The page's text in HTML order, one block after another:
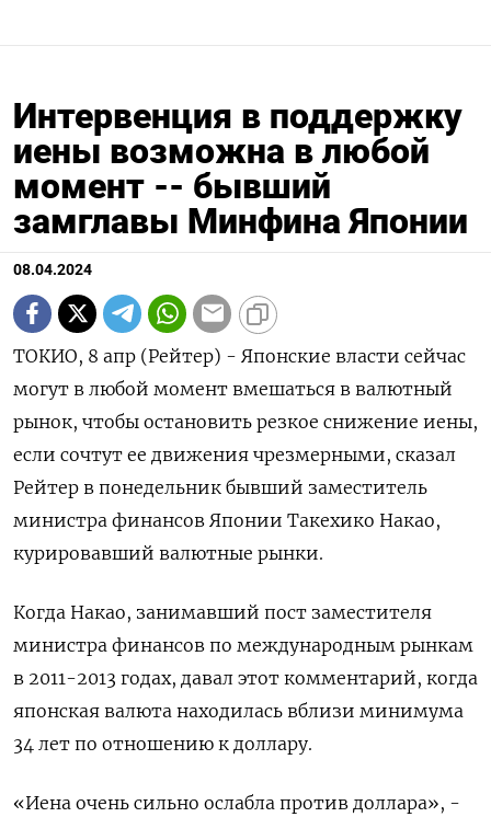
Интервенция в поддержку
иены возможна в любой
момент -- бывший
замглавы Минфина Японии
08.04.2024
ТОКИО, 8 апр (Рейтер) - Японские власти сейчас
могут в любой момент вмешаться в валютный
рынок, чтобы остановить резкое снижение иены,
если сочтут ее движения чрезмерными, сказал
Рейтер в понедельник бывший заместитель
министра финансов Японии Такехико Накао,
курировавший валютные рынки.
Когда Накао, занимавший пост заместителя
министра финансов по международным рынкам
в 2011-2013 годах, давал этот комментарий, когда
японская валюта находилась вблизи минимума
34 лет по отношению к доллару.
«Иена очень сильно ослабла против доллара», -